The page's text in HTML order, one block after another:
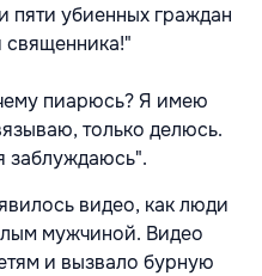
пяти убиенных граждан
священника!"
пиарюсь? Я имею
только делюсь.
заблуждаюсь".
видео, как люди
мужчиной. Видео
и вызвало бурную